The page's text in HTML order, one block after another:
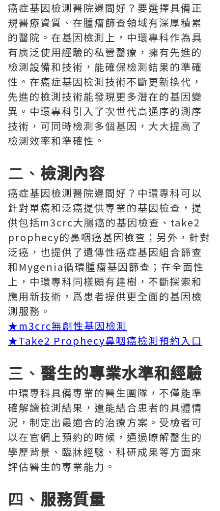
癌症基因檢測醫院邊間好？要選擇具備正
規醫療資質、在腫瘤篩查領域有深厚積累
的醫院。在基因檢測上，中環專科作為具
有廣泛使用經驗的私營醫療，擁有先進的
檢測設備和技術，能確保檢測結果的準確
性。在癌症基因檢測技術不斷更新換代，
先進的檢測技術能發現更多潛在的基因變
異。中環專科引入了次世代高通序的測序
技術，可同時檢測多個基因，大大提高了
檢測效率和準確性。
二、 檢測內容
癌症基因檢測醫院邊間好？中環專科可以
針對單癌和泛癌提供專業的基因檢查，提
供包括m3crc大腸癌的基因檢查、take2
prophecy的鼻咽癌基因檢查；另外，針對
泛癌，也提供了遺傳性癌症基因組合篩查
和Mygenia循環腫瘤基因篩查；在全面性
上，中環專科同樣頗有建樹，不斷探索和
應用新技術，爲患者提供更全面的基因檢
測服務。
★m3crc無創性基因檢測
★Take2 Prophecy鼻咽癌檢測預約入口
三、 醫生的專業水準和經驗
中環專科具備專業的醫生團隊，不僅能準
確解讀檢測結果，還能結合患者的具體情
況，制定出最適合的治療方案。受檢者可
以在官網上預約的時候，通過瞭解醫生的
學歷背景、臨牀經驗、科研成果等方面來
評估醫生的專業能力。
四、 服務質量